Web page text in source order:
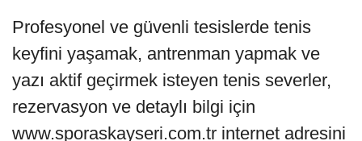
Profesyonel ve güvenli tesislerde tenis
keyfini yaşamak, antrenman yapmak ve
yazı aktif geçirmek isteyen tenis severler,
rezervasyon ve detaylı bilgi için
www.sporaskayseri.com.tr internet adresini